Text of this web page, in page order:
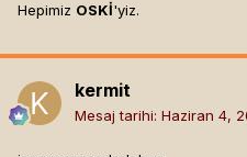
Hepimiz OSKİ'yiz.
kermit
Mesaj tarihi: Haziran 4,